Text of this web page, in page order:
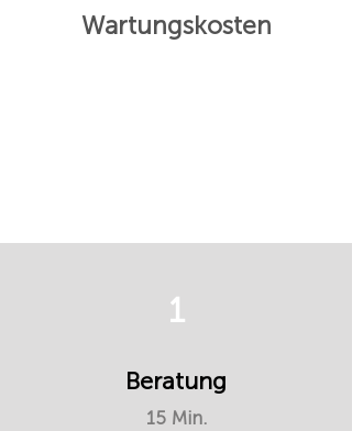
Wartungskosten
1
Beratung
15 Min.